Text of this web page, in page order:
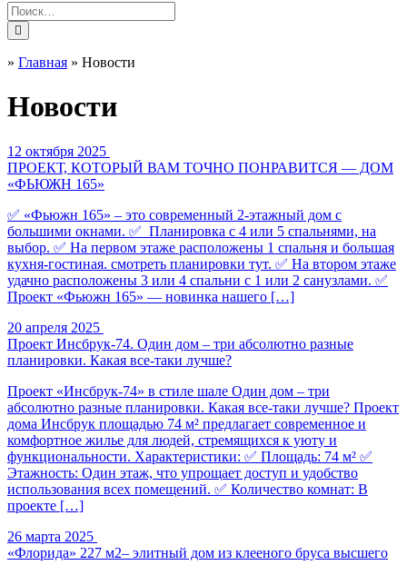
» Главная » Новости
Новости
12 октября 2025
ПРОЕКТ, КОТОРЫЙ ВАМ ТОЧНО ПОНРАВИТСЯ — ДОМ
«ФЬЮЖН 165»
✅ «Фьюжн 165» – это современный 2-этажный дом с
большими окнами. ✅ Планировка с 4 или 5 спальнями, на
выбор. ✅ На первом этаже расположены 1 спальня и большая
кухня-гостиная. смотреть планировки тут. ✅ На втором этаже
удачно расположены 3 или 4 спальни с 1 или 2 санузлами. ✅
Проект «Фьюжн 165» — новинка нашего […]
20 апреля 2025
Проект Инсбрук-74. Один дом – три абсолютно разные
планировки. Какая все-таки лучше?
Проект «Инсбрук-74» в стиле шале Один дом – три
абсолютно разные планировки. Какая все-таки лучше? Проект
дома Инсбрук площадью 74 м² предлагает современное и
комфортное жилье для людей, стремящихся к уюту и
функциональности. Характеристики: ✅ Площадь: 74 м² ✅
Этажность: Один этаж, что упрощает доступ и удобство
использования всех помещений. ✅ Количество комнат: В
проекте […]
26 марта 2025
«Флорида» 227 м2– элитный дом из клееного бруса высшего